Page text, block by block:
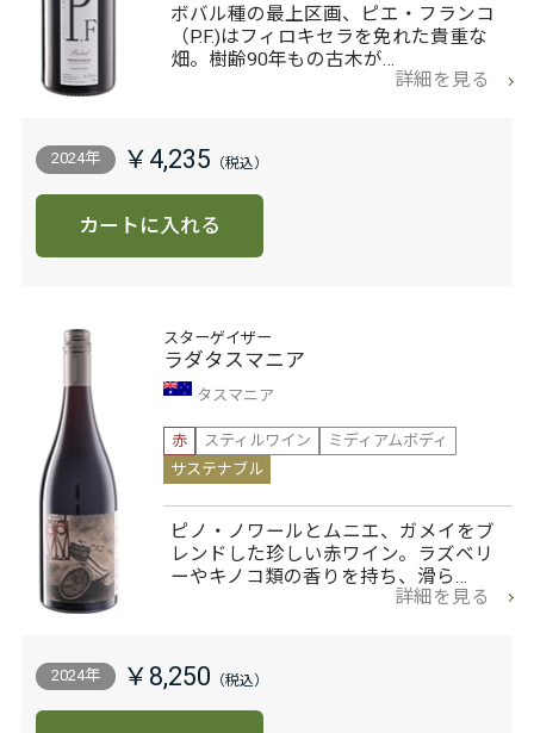
ボバル種の最上区画、ピエ・フランコ
（P.F.)はフィロキセラを免れた貴重な
畑。樹齢90年もの古木が…
詳細を見る
2024年 ￥4,235
カートに入れる
スターゲイザー
ラダタスマニア
タスマニア
赤
スティルワイン
ミディアムボディ
サステナブル
ピノ・ノワールとムニエ、ガメイをブ
レンドした珍しい赤ワイン。ラズベリ
ーやキノコ類の香りを持ち、滑ら…
詳細を見る
2024年 ￥8,250